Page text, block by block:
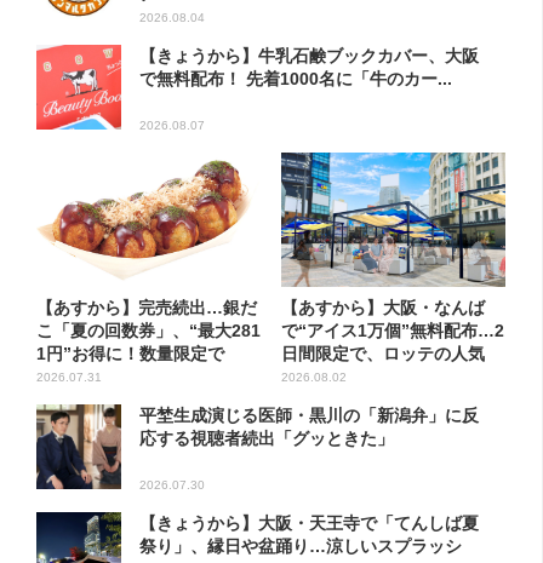
2026.08.04
【きょうから】牛乳石鹸ブックカバー、大阪
で無料配布！ 先着1000名に「牛のカー...
2026.08.07
【あすから】完売続出…銀だ
こ「夏の回数券」、“最大281
1円”お得に！数量限定で
2026.07.31
【あすから】大阪・なんば
で“アイス1万個”無料配布…2
日間限定で、ロッテの人気
商...
2026.08.02
平埜生成演じる医師・黒川の「新潟弁」に反
応する視聴者続出「グッときた」
2026.07.30
【きょうから】大阪・天王寺で「てんしば夏
祭り」、縁日や盆踊り…涼しいスプラッシ